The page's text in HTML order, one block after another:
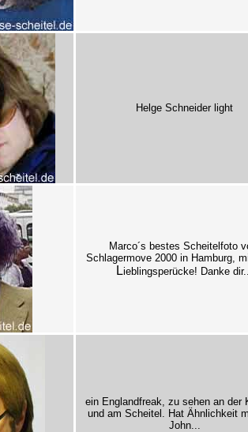
Helge Schneider light
Marco´s bestes Scheitelfoto
Schlagermove 2000 in Hamburg,
Lieblingsperücke! Danke
ein Englandfreak, zu sehen an der
und am Scheitel. Hat Ähnlichkeit
John...